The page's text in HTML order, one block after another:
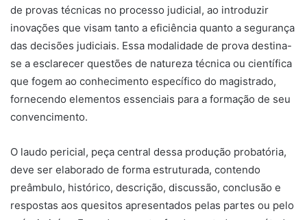
de provas técnicas no processo judicial, ao introduzir
inovações que visam tanto a eficiência quanto a segurança
das decisões judiciais. Essa modalidade de prova destina-
se a esclarecer questões de natureza técnica ou científica
que fogem ao conhecimento específico do magistrado,
fornecendo elementos essenciais para a formação de seu
convencimento.
O laudo pericial, peça central dessa produção probatória,
deve ser elaborado de forma estruturada, contendo
preâmbulo, histórico, descrição, discussão, conclusão e
respostas aos quesitos apresentados pelas partes ou pelo